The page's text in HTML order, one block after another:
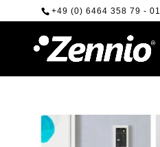
+49 (0) 6464 358 79 - 01